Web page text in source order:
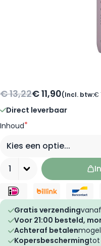
€ 13,22€ 11,90(Incl. btw:€
Direct leverbaar
Inhoud*
Gratis verzending
Voor 21:00 besteld,
Achteraf betalen
Kopersbeschermingtot